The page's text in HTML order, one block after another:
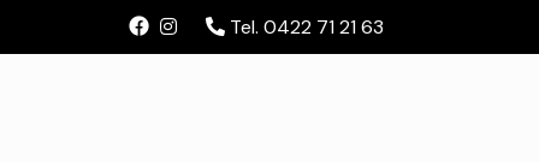
Tel. 0422 71 21 63